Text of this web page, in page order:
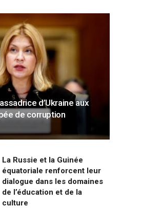
d’Ukraine aux
de corruption
La Russie et la Guinée
équatoriale renforcent leur
dialogue dans les domaines
de l’éducation et de la
culture